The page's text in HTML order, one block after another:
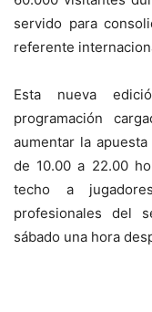
servido para
referente
Esta nueva
programación
aumentar la
de 10.00 a 22.00
techo a
profesionales del
sábado una hora